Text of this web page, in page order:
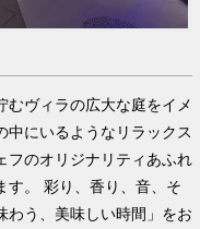
むヴィラの広大な庭をイメ
中にいるようなリラックス
フのオリジナリティあふれ
す。 彩り、香り、音、そ
わう、美味しい時間」をお